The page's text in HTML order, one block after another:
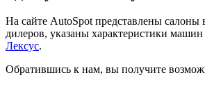
На сайте AutoSpot представлены салоны
дилеров, указаны характеристики машин
Лексус.
Обратившись к нам, вы получите